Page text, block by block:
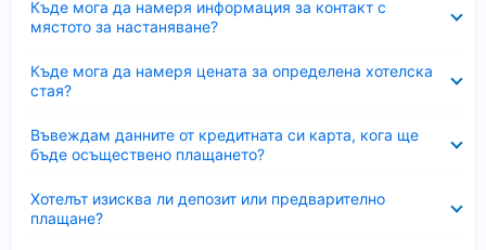
Къде мога да намеря информация за контакт с
мястото за настаняване?
Къде мога да намеря цената за определена хотелска
стая?
Въвеждам данните от кредитната си карта, кога ще
бъде осъществено плащането?
Хотелът изисква ли депозит или предварително
плащане?